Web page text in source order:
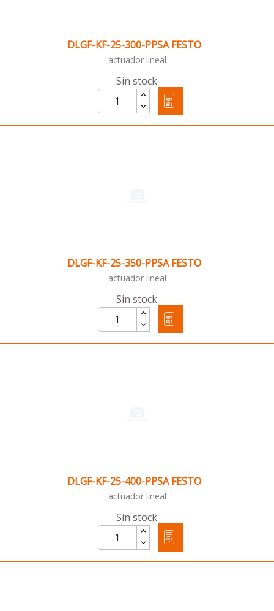
DLGF-KF-25-300-PPSA FESTO
actuador lineal
Sin stock
DLGF-KF-25-350-PPSA FESTO
actuador lineal
Sin stock
DLGF-KF-25-400-PPSA FESTO
actuador lineal
Sin stock